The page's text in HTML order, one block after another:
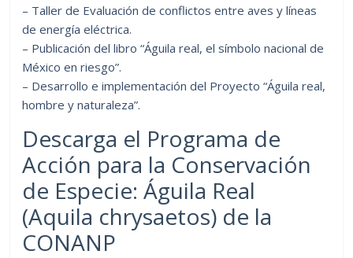
– Taller de Evaluación de conflictos entre aves y líneas
de energía eléctrica.
– Publicación del libro “Águila real, el símbolo nacional de
México en riesgo”.
– Desarrollo e implementación del Proyecto “Águila real,
hombre y naturaleza”.
Descarga el Programa de
Acción para la Conservación
de Especie: Águila Real
(Aquila chrysaetos) de la
CONANP